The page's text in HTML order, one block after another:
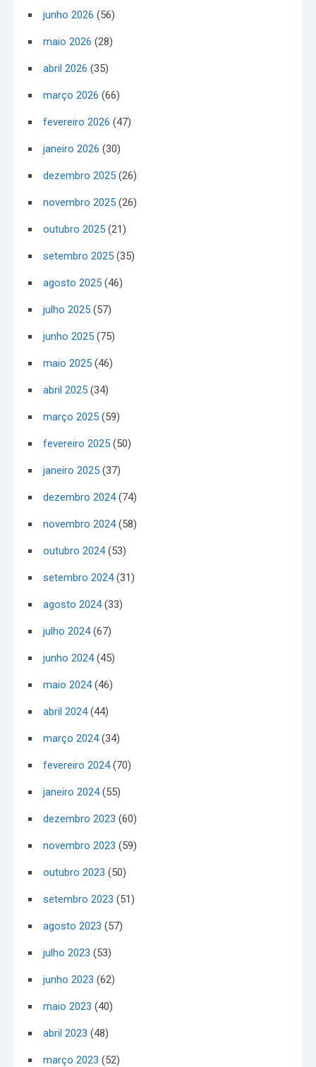
junho 2026 (56)
maio 2026 (28)
abril 2026 (35)
março 2026 (66)
fevereiro 2026 (47)
janeiro 2026 (30)
dezembro 2025 (26)
novembro 2025 (26)
outubro 2025 (21)
setembro 2025 (35)
agosto 2025 (46)
julho 2025 (57)
junho 2025 (75)
maio 2025 (46)
abril 2025 (34)
março 2025 (59)
fevereiro 2025 (50)
janeiro 2025 (37)
dezembro 2024(74)
novembro 2024(58)
outubro 2024(53)
setembro 2024(31)
agosto 2024(33)
julho 2024(67)
junho 2024(45)
maio 2024(46)
abril 2024(44)
março 2024(34)
fevereiro 2024(70)
janeiro 2024(55)
dezembro 2023 (60)
novembro 2023 (59)
outubro 2023 (50)
setembro 2023 (51)
agosto 2023 (57)
julho 2023 (53)
junho 2023 (62)
maio 2023 (40)
abril 2023 (48)
março 2023 (52)